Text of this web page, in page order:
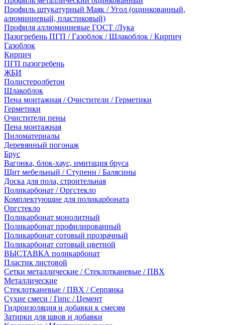
Профиль штукатурный Маяк / Угол (оцинкованный,
алюминиевый, пластиковый)
Профиля аллюминиевые ГОСТ /Лука
Пазогребень ПГП / Газоблок / Шлакоблок / Кирпич
Газоблок
Кирпич
ПГП пазогребень
ЖБИ
Полистеролбетон
Шлакоблок
Пена монтажная / Очистители / Герметики
Герметики
Очистители пены
Пена монтажная
Пиломатериалы
Деревянный погонаж
Брус
Вагонка, блок-хаус, имитация бруса
Щит мебельный / Ступени / Балясины
Доска для пола, строительная
Поликарбонат / Оргстекло
Комплектующие для поликарбоната
Оргстекло
Поликарбонат монолитный
Поликарбонат профилированный
Поликарбонат сотовый прозрачный
Поликарбонат сотовый цветной
ВЫСТАВКА поликарбонат
Пластик листовой
Сетки металлические / Стеклотканевые / ПВХ
Металлические
Стеклотканевые / ПВХ / Серпянка
Сухие смеси / Гипс / Цемент
Гидроизоляция и добавки к смесям
Затирки для швов и добавки